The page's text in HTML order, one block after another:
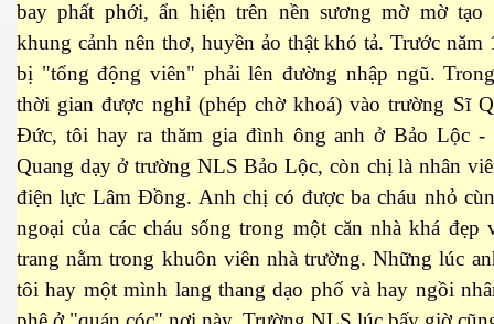
bay phất phới, ẩn hiện trên nền sương mờ mờ tạo
khung cảnh nên thơ, huyền ảo thật khó tả. Trước năm
bị "tổng động viên" phải lên đường nhập ngũ.
thời gian được nghỉ (phép chờ khoá) vào trường Sĩ
Đức, tôi hay ra thăm gia đình ông anh ở Bảo Lộc -
Quang dạy ở trường NLS Bảo Lộc, còn chị là nhân
điện lực Lâm Đồng. Anh chị có được ba cháu nhỏ
ngoại của các cháu sống trong một căn nhà khá đẹp
trang nằm trong khuôn viên nhà trường. Những lúc
tôi hay một mình lang thang dạo phố và hay ngồi